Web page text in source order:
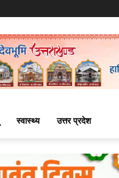
स्वास्थ्य उत्तर प्रदेश